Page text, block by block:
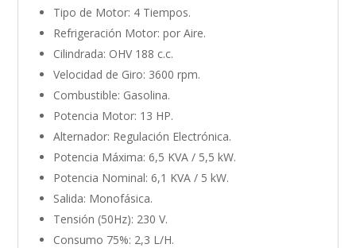
Tipo de Motor: 4 Tiempos.
Refrigeración Motor: por Aire.
Cilindrada: OHV 188 c.c.
Velocidad de Giro: 3600 rpm.
Combustible: Gasolina.
Potencia Motor: 13 HP.
Alternador: Regulación Electrónica.
Potencia Máxima: 6,5 KVA / 5,5 kW.
Potencia Nominal: 6,1 KVA / 5 kW.
Salida: Monofásica.
Tensión (50Hz): 230 V.
Consumo 75%: 2,3 L/H.